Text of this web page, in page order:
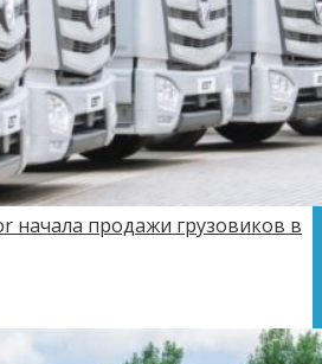
начала продажи грузовиков в